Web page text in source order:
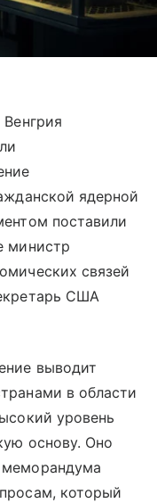
ядерной
поставили
министр
связей
США
выводит
в области
уровень
основу. Оно
который